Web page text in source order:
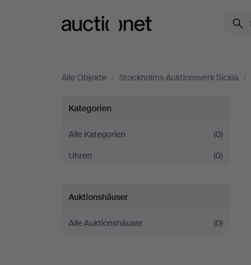
Alle Objekte / Stockholms Auktionsverk Sickla /
Wanduhren
bei
Stockholms
Auktionsverk
Sickla
Kategorien
Alle Kategorien
(0)
Uhren
(0)
Auktionshäuser
Alle Auktionshäuser (0)